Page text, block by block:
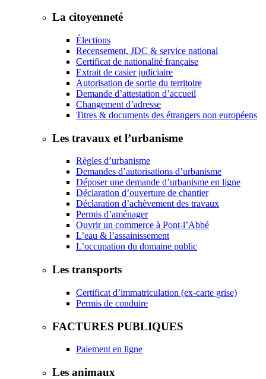
La citoyenneté
Élections
Recensement, JDC & service national
Certificat de nationalité française
Extrait de casier judiciaire
Autorisation de sortie du territoire
Demande d’attestation d’accueil
Changement d’adresse
Titres & documents des étrangers non européens
Les travaux et l’urbanisme
Règles d’urbanisme
Demandes d’autorisations d’urbanisme
Déposer une demande d’urbanisme en ligne
Déclaration d’ouverture de chantier
Déclaration d’achèvement des travaux
Permis d’aménager
Ouvrir un commerce à Pont-l’Abbé
L’eau & l’assainissement
L’occupation du domaine public
Les transports
Certificat d’immatriculation (ex-carte grise)
Permis de conduire
FACTURES PUBLIQUES
Paiement en ligne
Les animaux